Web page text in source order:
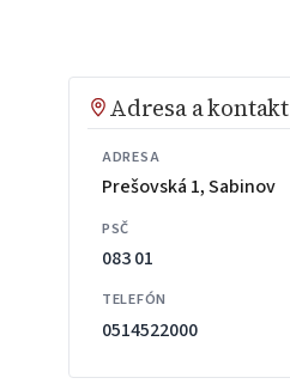
Adresa a kontakt
ADRESA
Prešovská 1, Sabinov
PSČ
083 01
TELEFÓN
0514522000